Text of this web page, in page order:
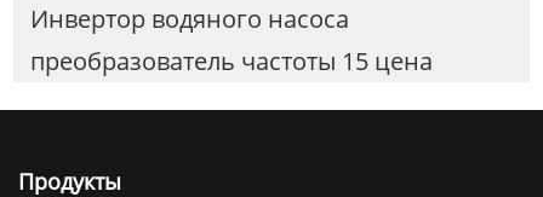
Инвертор водяного насоса
преобразователь частоты 15 цена
Продукты